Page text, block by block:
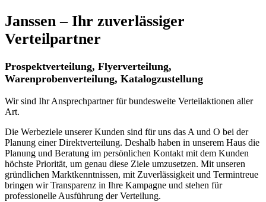
Janssen – Ihr zuverlässiger
Verteilpartner
Prospektverteilung, Flyerverteilung,
Warenprobenverteilung, Katalogzustellung
Wir sind Ihr Ansprechpartner für bundesweite Verteilaktionen aller
Art.
Die Werbeziele unserer Kunden sind für uns das A und O bei der
Planung einer Direktverteilung. Deshalb haben in unserem Haus die
Planung und Beratung im persönlichen Kontakt mit dem Kunden
höchste Priorität, um genau diese Ziele umzusetzen. Mit unseren
gründlichen Marktkenntnissen, mit Zuverlässigkeit und Termintreue
bringen wir Transparenz in Ihre Kampagne und stehen für
professionelle Ausführung der Verteilung.